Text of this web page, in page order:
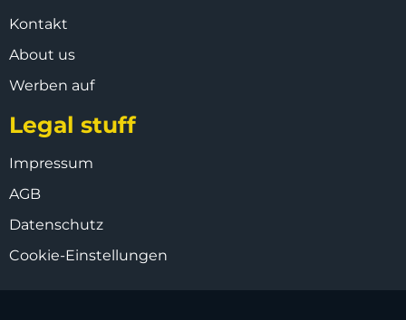
Kontakt
About us
Werben auf
Legal stuff
Impressum
AGB
Datenschutz
Cookie-Einstellungen